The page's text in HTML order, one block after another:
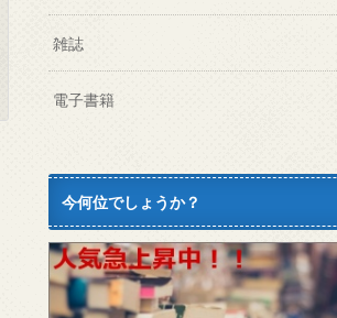
雑誌
電子書籍
今何位でしょうか？